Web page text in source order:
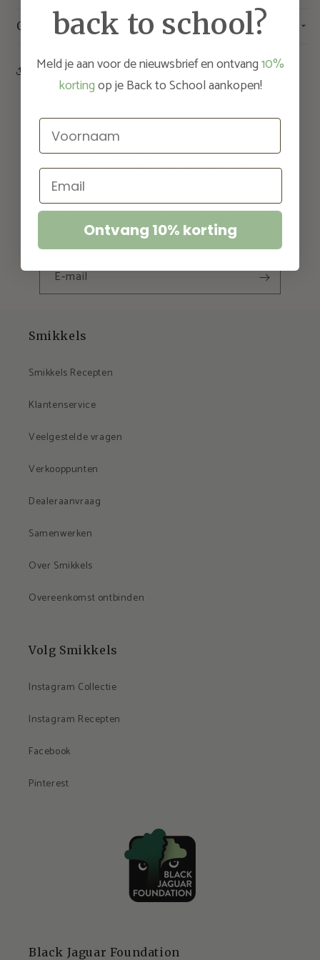
Onderhoud
Share
Schrijf je in voor onze
collecties en exclusieve aanbiedingen.
E‑mail
Smikkels
Smikkels Recepten
Klantenservice
Veelgestelde vragen
Verkooppunten
Dealeraanvraag
Samenwerken
Over Smikkels
Overeenkomst ontbinden
Volg Smikkels
Instagram Collectie
Instagram Recepten
Facebook
Pinterest
Black Jaguar Foundation
back to school?
Meld je aan voor de nieuwsbrief en ontvang10%
kortingop je Back to School aankopen!
Voornaam
Email
Ontvang 10% korting